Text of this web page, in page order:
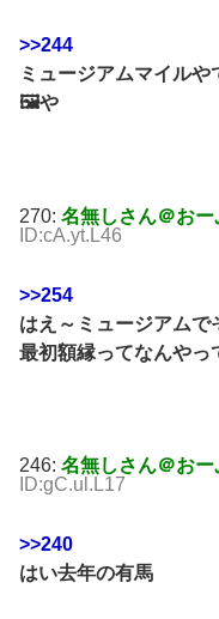
>>244
ミュージアムマイルや
🖼️や
270: 名無しさん＠おー
ID:cA.yt.L46
>>254
はえ～ミュージアムで
最初額縁ってなんやっ
246: 名無しさん＠おー
ID:gC.ul.L17
>>240
はい去年の有馬